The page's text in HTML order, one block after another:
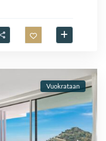
Vuokrataan